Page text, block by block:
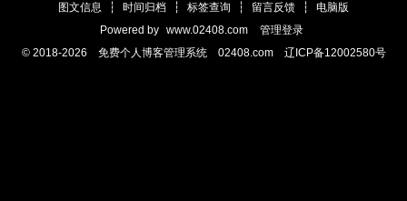
图文信息 ┆ 时间归档 ┆ 标签查询 ┆ 留言反馈 ┆
电脑版
Powered by www.02408.com
管理登录
© 2018-2026 免费个人博客管理系统 02408.com 辽ICP备12002580号